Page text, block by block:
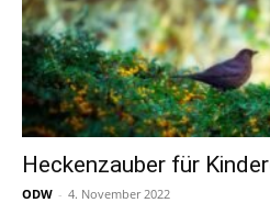
Heckenzauber für
ODW - 4. November 2022